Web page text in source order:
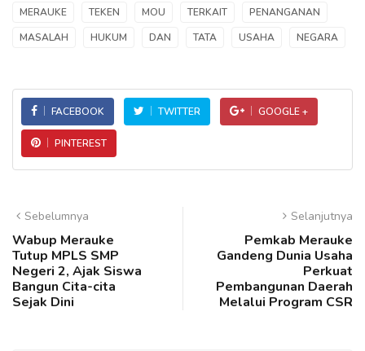
MERAUKE
TEKEN MOU TERKAIT
PENANGANAN
MASALAH
HUKUM DAN TATA USAHA NEGARA
FACEBOOK TWITTER GOOGLE +
PINTEREST
Sebelumnya
Wabup Merauke
Tutup MPLS SMP
Negeri 2, Ajak Siswa
Bangun Cita-cita
Sejak Dini
Selanjutnya
Pemkab Merauke
Gandeng Dunia Usaha
Perkuat
Pembangunan Daerah
Melalui Program CSR